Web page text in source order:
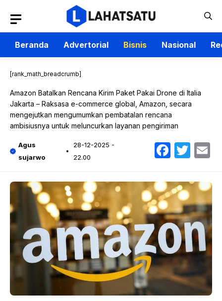
isi
Beranda
Advertorial Bisnis Nasional
[rank_math_breadcrumb]
Amazon Batalkan Rencana Kirim Paket Pakai Drone di Italia
Jakarta – Raksasa e-commerce global, Amazon, secara
mengejutkan mengumumkan pembatalan rencana
ambisiusnya untuk meluncurkan layanan pengiriman
Agus
sujarwo
28-12-2025 -
22.00